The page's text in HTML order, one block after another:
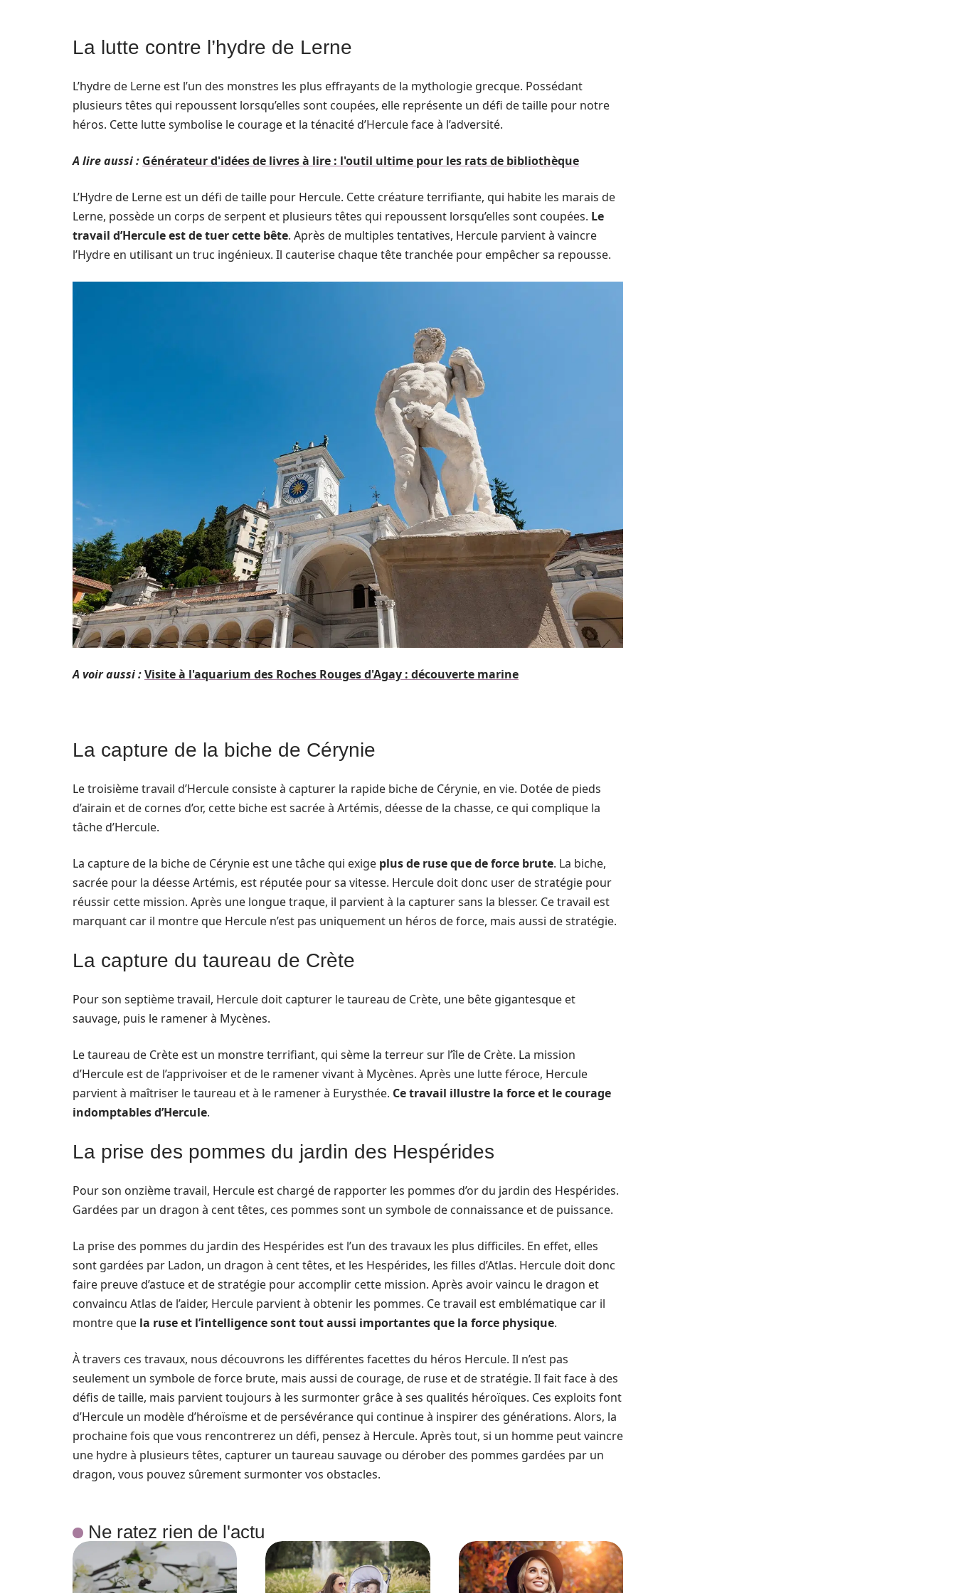
La lutte contre l’hydre de Lerne
L’hydre de Lerne est l’un des monstres les plus effrayants de la mythologie grecque. Possédant
plusieurs têtes qui repoussent lorsqu’elles sont coupées, elle représente un défi de taille pour notre
héros. Cette lutte symbolise le courage et la ténacité d’Hercule face à l’adversité.
A lire aussi : Générateur d'idées de livres à lire : l'outil ultime pour les rats de bibliothèque
L’Hydre de Lerne est un défi de taille pour Hercule. Cette créature terrifiante, qui habite les marais de
Lerne, possède un corps de serpent et plusieurs têtes qui repoussent lorsqu’elles sont coupées. Le
travail d’Hercule est de tuer cette bête. Après de multiples tentatives, Hercule parvient à vaincre
l’Hydre en utilisant un truc ingénieux. Il cauterise chaque tête tranchée pour empêcher sa repousse.
A voir aussi :Visite à l'aquarium des Roches Rouges d'Agay : découverte marine
La capture de la biche de Cérynie
Le troisième travail d’Hercule consiste à capturer la rapide biche de Cérynie, en vie. Dotée de pieds
d’airain et de cornes d’or, cette biche est sacrée à Artémis, déesse de la chasse, ce qui complique la
tâche d’Hercule.
La capture de la biche de Cérynie est une tâche qui exige plus de ruse que de force brute. La biche,
sacrée pour la déesse Artémis, est réputée pour sa vitesse. Hercule doit donc user de stratégie pour
réussir cette mission. Après une longue traque, il parvient à la capturer sans la blesser. Ce travail est
marquant car il montre que Hercule n’est pas uniquement un héros de force, mais aussi de stratégie.
La capture du taureau de Crète
Pour son septième travail, Hercule doit capturer le taureau de Crète, une bête gigantesque et
sauvage, puis le ramener à Mycènes.
Le taureau de Crète est un monstre terrifiant, qui sème la terreur sur l’île de Crète. La mission
d’Hercule est de l’apprivoiser et de le ramener vivant à Mycènes. Après une lutte féroce, Hercule
parvient à maîtriser le taureau et à le ramener à Eurysthée. Ce travail illustre la force et le courage
indomptables d’Hercule.
La prise des pommes du jardin des Hespérides
Pour son onzième travail, Hercule est chargé de rapporter les pommes d’or du jardin des Hespérides.
Gardées par un dragon à cent têtes, ces pommes sont un symbole de connaissance et de puissance.
La prise des pommes du jardin des Hespérides est l’un des travaux les plus difficiles. En effet, elles
sont gardées par Ladon, un dragon à cent têtes, et les Hespérides, les filles d’Atlas. Hercule doit donc
faire preuve d’astuce et de stratégie pour accomplir cette mission. Après avoir vaincu le dragon et
convaincu Atlas de l’aider, Hercule parvient à obtenir les pommes. Ce travail est emblématique car il
montre que la ruse et l’intelligence sont tout aussi importantes que la force physique.
À travers ces travaux, nous découvrons les différentes facettes du héros Hercule. Il n’est pas
seulement un symbole de force brute, mais aussi de courage, de ruse et de stratégie. Il fait face à des
défis de taille, mais parvient toujours à les surmonter grâce à ses qualités héroïques. Ces exploits font
d’Hercule un modèle d’héroïsme et de persévérance qui continue à inspirer des générations. Alors, la
prochaine fois que vous rencontrerez un défi, pensez à Hercule. Après tout, si un homme peut vaincre
une hydre à plusieurs têtes, capturer un taureau sauvage ou dérober des pommes gardées par un
dragon, vous pouvez sûrement surmonter vos obstacles.
Ne ratez rien de l'actu